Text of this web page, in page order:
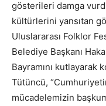
gösterileri damga
kültürlerini yansıtan
Uluslararası Folklor
Belediye Başkanı
Bayramını kutlayarak
Tütüncü,
mücadelemizin